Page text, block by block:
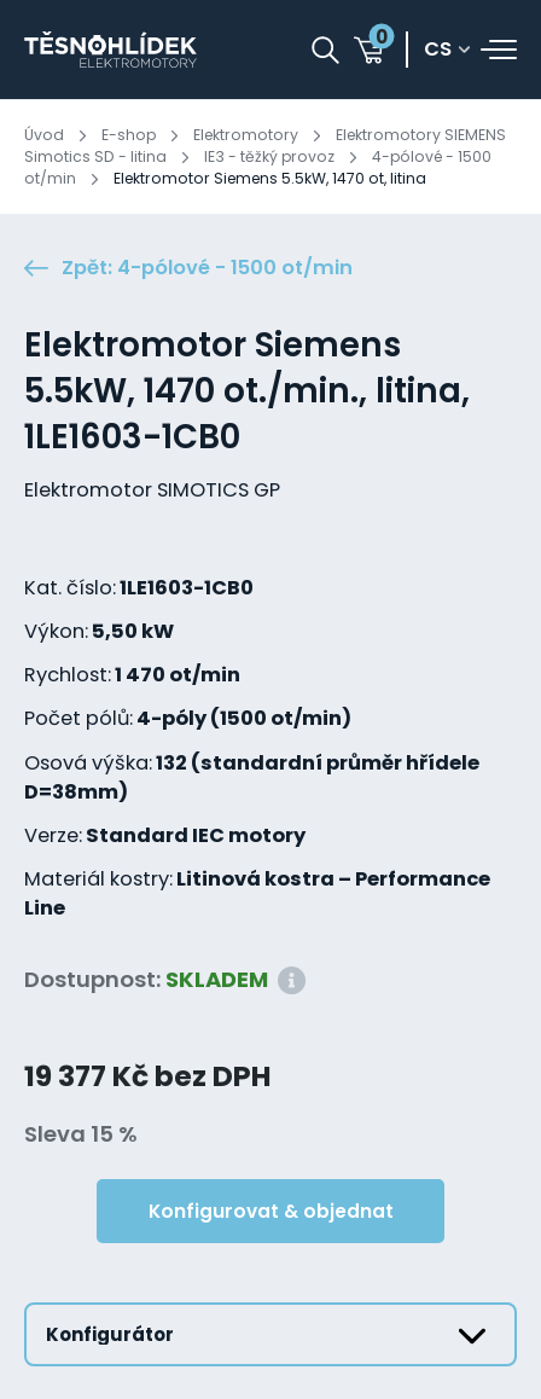
0 CS
Úvod E-shop Elektromotory
Elektromotory SIEMENS
Simotics SD - litina
IE3 - těžký provoz
4-pólové - 1500
ot/min
Elektromotor Siemens 5.5kW, 1470 ot, litina
Zpět: 4-pólové - 1500 ot/min
Elektromotor Siemens
5.5kW, 1470 ot./min., litina,
1LE1603-1CB0
Elektromotor SIMOTICS GP
Kat. číslo:1LE1603-1CB0
Výkon:5,50 kW
Rychlost:1 470 ot/min
Počet pólů:4-póly (1500 ot/min)
Osová výška:132 (standardní průměr hřídele
D=38mm)
Verze:Standard IEC motory
Materiál kostry:Litinová kostra – Performance
Line
Dostupnost: SKLADEM
19 377 Kč bez DPH
Sleva 15 %
Konfigurovat & objednat
Konfigurátor